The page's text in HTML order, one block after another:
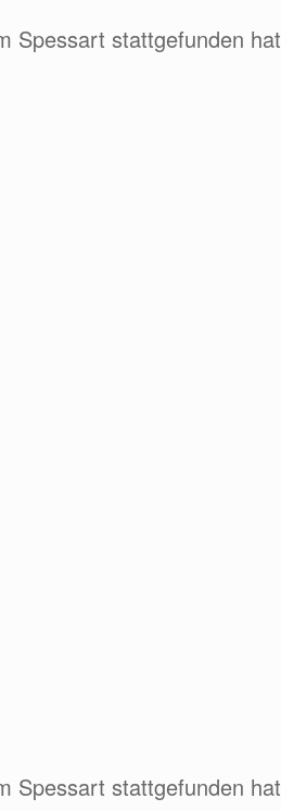
Spessart stattgefunden hat
Spessart stattgefunden hat